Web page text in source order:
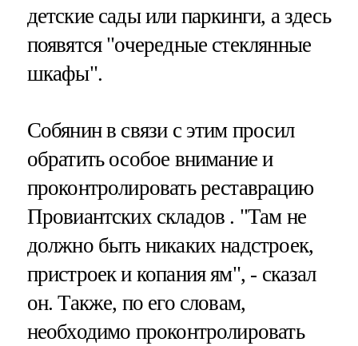
детские сады или паркинги, а здесь
появятся "очередные стеклянные
шкафы".
Собянин в связи с этим просил
обратить особое внимание и
проконтролировать реставрацию
Провиантских складов . "Там не
должно быть никаких надстроек,
пристроек и копания ям", - сказал
он. Также, по его словам,
необходимо проконтролировать